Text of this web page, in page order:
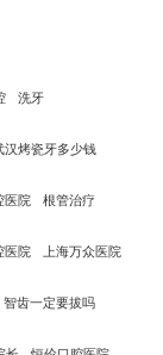
洗牙
汉烤瓷牙多少钱
医院 根管治疗
医院 上海万众医院
智齿一定要拔吗